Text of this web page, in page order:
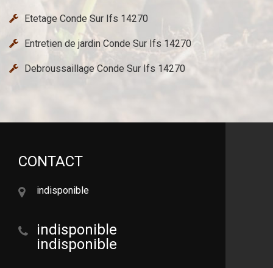
Etetage Conde Sur Ifs 14270
Entretien de jardin Conde Sur Ifs 14270
Debroussaillage Conde Sur Ifs 14270
CONTACT
indisponible
indisponible
indisponible